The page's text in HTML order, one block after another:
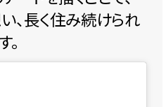
、長く住み続けられ